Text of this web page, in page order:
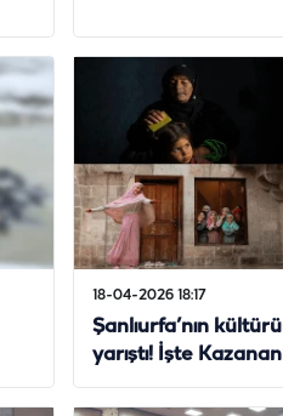
18-04-2026 18:17
Şanlıurfa’nın
yarıştı! İşte